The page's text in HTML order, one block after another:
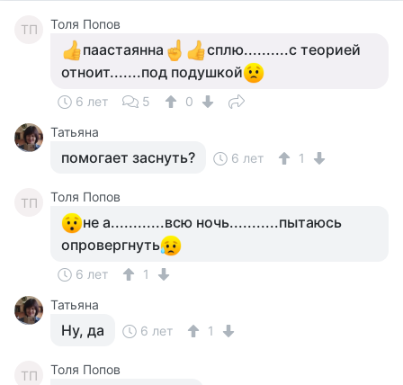
ТП Толя Попов
паастаянна
сплю..........с теорией
отноит.......под подушкой
6 лет 5
0
Татьяна
помогает заснуть? 6 лет 1
ТП Толя Попов
не а............всю ночь...........пытаюсь
опровергнуть
6 лет
1
Татьяна
Ну, да 6 лет 1
ТП Толя Попов